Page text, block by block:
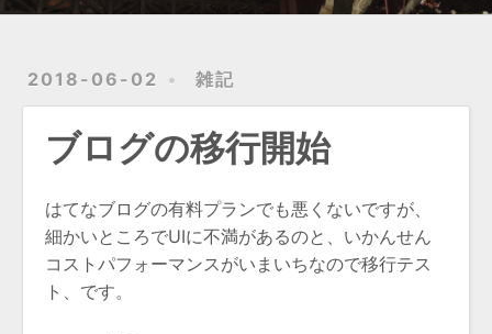
2018-06-02 雑記
ブログの移行開始
はてなブログの有料プランでも悪くないですが、
細かいところでUIに不満があるのと、いかんせん
コストパフォーマンスがいまいちなので移行テス
ト、です。